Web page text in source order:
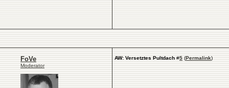
FoVe
Moderator
AW: Versetztes Pultdach #5 (Permalink)